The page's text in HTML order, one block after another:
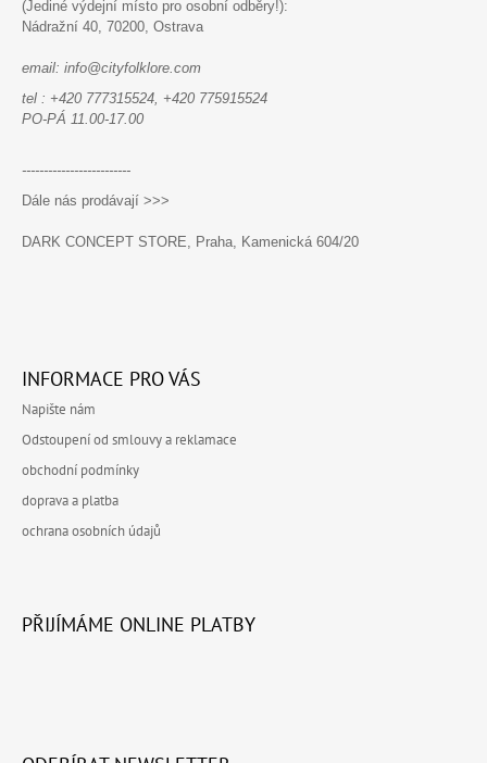
Y
I
(Jediné výdejní místo pro osobní odběry!):
Nádražní 40, 70200, Ostrava
email: info@cityfolklore.com
tel : +420 777315524, +420 775915524
PO-PÁ 11.00-17.00
-------------------------
Dále nás prodávají >>>
DARK CONCEPT STORE, Praha, Kamenická 604/20
INFORMACE PRO VÁS
Napište nám
Odstoupení od smlouvy a reklamace
obchodní podmínky
doprava a platba
ochrana osobních údajů
PŘIJÍMÁME ONLINE PLATBY